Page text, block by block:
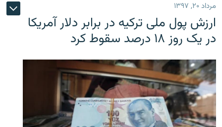
مرداد ۲۰, ۱۳۹۷
ارزش پول ملی ترکیه در برابر دلار آمریکا
در یک روز ۱۸ درصد سقوط کرد